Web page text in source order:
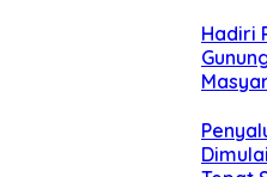
Hadiri